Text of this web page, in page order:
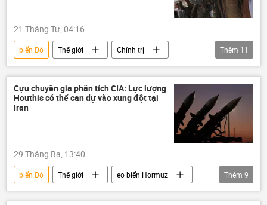
21 Tháng Tư, 04:16
biển Đỏ Thế giới
Chính trị
Quan điểm-Ý kiến
chuyên gia
Yemen
Hoa Kỳ
Israel
Iran
Trung Đông
Gaza
Thêm 11
Cựu chuyên gia phân tích CIA: Lực lượng
Houthis có thể can dự vào xung đột tại
Iran
29 Tháng Ba, 13:40
biển Đỏ Thế giới
eo biển Hormuz
Chính trị
Quân sự
Iran
Thêm 9